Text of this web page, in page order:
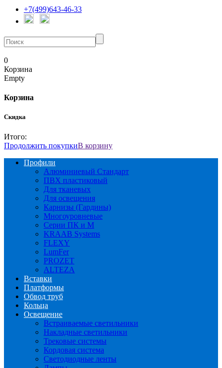
+7(499)643-46-33
0
Корзина
Empty
Корзина
Скидка
Итого:
Продолжить покупкиВ корзину
Профили
Алюминиевый Стандарт
ПВХ пластиковый
Для тканевых
Для освещения
Карнизы (Гардины)
Многоуровневые
Серии ПК и М
KRAAB Systems
FLEXY
LumFer
PROZET
ALTEZA
Вставки
Платформы
Обвод труб
Кольца
Освещение
Встраиваемые светильники
Накладные светильники
Трековые системы
Кордовая система
Светодиодные ленты